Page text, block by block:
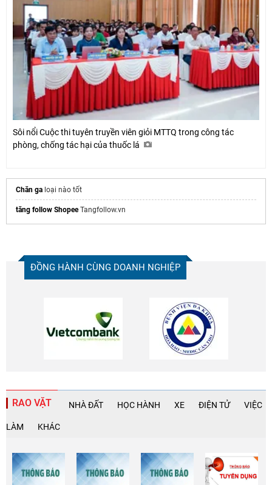
Sôi nổi Cuộc thi tuyên truyền viên giỏi MTTQ trong công tác
phòng, chống tác hại của thuốc lá
Chăn ga loại nào tốt
tăng follow ShopeeTangfollow.vn
ĐỒNG HÀNH CÙNG DOANH NGHIỆP
RAO VẶT NHÀ ĐẤT HỌC HÀNH XE ĐIỆN TỬ VIỆC
LÀM KHÁC